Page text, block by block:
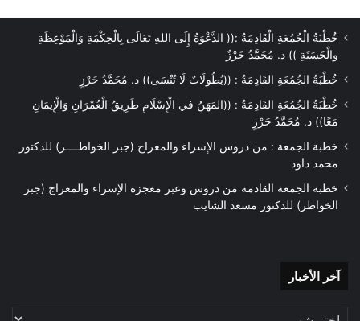
خُطْبَةُ الْجُمُعَةِ الْقَادِمَةُ :(( الدَّعْوَةُ إِلَى اللهِ تَعَالَى بِالْحِكْمَةِ وَالْمَوْعِظَةِ
والْحَسَنَةِ )) د. مُحَمَّدُ حَرْزٌ
خُطْبَةُ الجُمُعَةِ القَادِمَةُ : ((بُطُولَاتٌ لَا تُنْسَى)) د. مُحَمَّدُ حَرْزٍ
خُطْبَةُ الجُمُعَةِ القَادِمَةُ : ((المَهَنُ في الْإِسْلَامِ طَرِيقُ الْعُمْرَانِ وَالْإِيمَانِ
مَعًا)) د. مُحَمَّدُ حَرْزٍ
خطبة الجمعة : من دروس الإسراء والمعراج (جبر الخواطــــر) للدكتور
محمد داود
خطبة الجمعة القادمة من دروس وعبر معجزة الإسراء والمعراج (جبر
الخواطر) للدكتور مسعد الشايب
آخر الأخبار